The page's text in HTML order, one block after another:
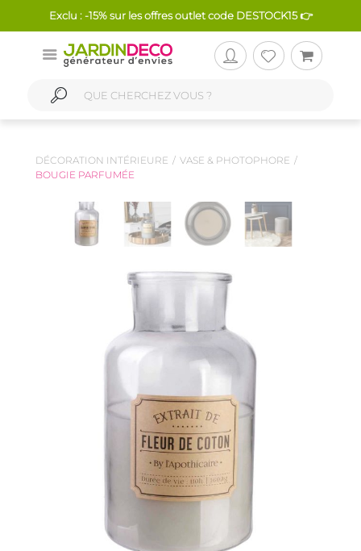
Exclu : -15% sur les offres outlet code DESTOCK15 👉
DÉCORATION INTÉRIEURE
VASE & PHOTOPHORE
BOUGIE PARFUMÉE